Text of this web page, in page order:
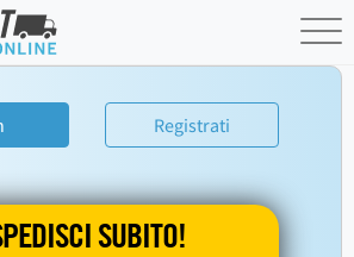
Registrati
SUBITO!